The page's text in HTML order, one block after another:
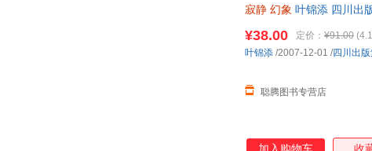
寂静 幻象 叶锦添 四川出
¥38.00 定价： ¥91.00
聪腾图书专营店
叶锦添 /2007-12-01 /四川出